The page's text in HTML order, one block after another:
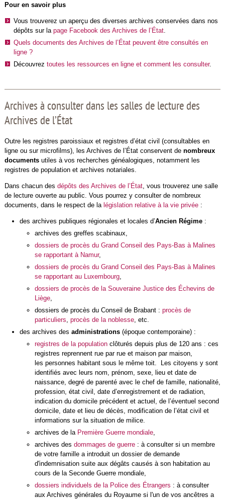
Pour en savoir plus
Vous trouverez un aperçu des diverses archives conservées dans nos
dépôts sur la page Facebook des Archives de l’État.
Quels documents des Archives de l’État peuvent être consultés en
ligne ?
Découvrez toutes les ressources en ligne et comment les consulter.
Archives à consulter dans les salles de lecture des
Archives de l’État
Outre les registres paroissiaux et registres d’état civil (consultables en
ligne ou sur microfilms), les Archives de l’État conservent de nombreux
documents utiles à vos recherches généalogiques, notamment les
registres de population et archives notariales.
Dans chacun des dépôts des Archives de l’État, vous trouverez une salle
de lecture ouverte au public. Vous pourrez y consulter de nombreux
documents, dans le respect de la législation relative à la vie privée:
des archives publiques régionales et locales d’Ancien Régime:
archives des greffes scabinaux,
dossiers de procès du Grand Conseil des Pays-Bas à Malines
se rapportant à Namur,
dossiers de procès du Grand Conseil des Pays-Bas à Malines
se rapportant au Luxembourg,
dossiers de procès de la Souveraine Justice des Échevins de
Liège,
dossiers de procès du Conseil de Brabant : procès de
particuliers procès de la noblesse, etc.
des archives des administrations (époque contemporaine) :
registres de la populationclôturés depuis plus de 120 ans : ces
registres reprennent rue par rue et maison par maison,
les personnes habitant sous le même toit. Les citoyens y sont
identifiés avec leurs nom, prénom, sexe, lieu et date de
naissance, degré de parenté avec le chef de famille, nationalité,
profession, état civil, date d’enregistrement et de radiation,
indication du domicile précédent et actuel, de l’éventuel second
domicile, date et lieu de décès, modification de l’état civil et
informations sur la situation de milice.
archives de la Première Guerre mondiale,
archives des dommages de guerre: à consulter si un membre
de votre famille a introduit un dossier de demande
d'indemnisation suite aux dégâts causés à son habitation au
cours de la Seconde Guerre mondiale,
dossiers individuels de la Police des Étrangers : à consulter
aux Archives générales du Royaume si l'un de vos ancêtres a